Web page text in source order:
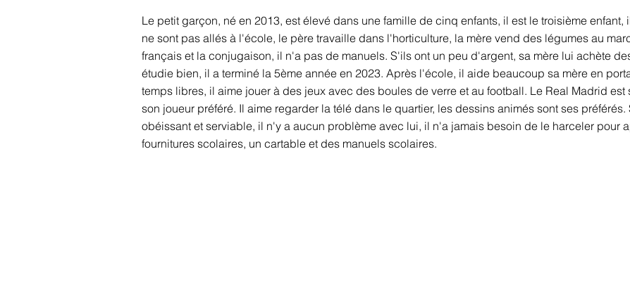
Le petit garçon, né en 2013, est élevé dans une famille de cinq enfants, il est le troisième
ne sont pas allés à l'école, le père travaille dans l'horticulture, la mère vend des légumes au
français et la conjugaison, il n'a pas de manuels. S'ils ont un peu d'argent, sa mère lui achète
étudie bien, il a terminé la 5ème année en 2023. Après l'école, il aide beaucoup sa mère en
temps libres, il aime jouer à des jeux avec des boules de verre et au football. Le Real Madrid
son joueur préféré. Il aime regarder la télé dans le quartier, les dessins animés sont ses
obéissant et serviable, il n'y a aucun problème avec lui, il n'a jamais besoin de le harceler pour
fournitures scolaires, un cartable et des manuels scolaires.